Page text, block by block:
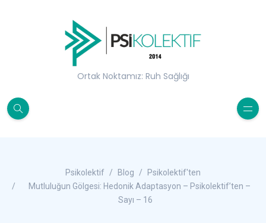
Ortak Noktamız: Ruh Sağlığı
Psikolektif Blog
Psikolektif'ten
Mutluluğun Gölgesi: Hedonik Adaptasyon – Psikolektif’ten –
Sayı – 16